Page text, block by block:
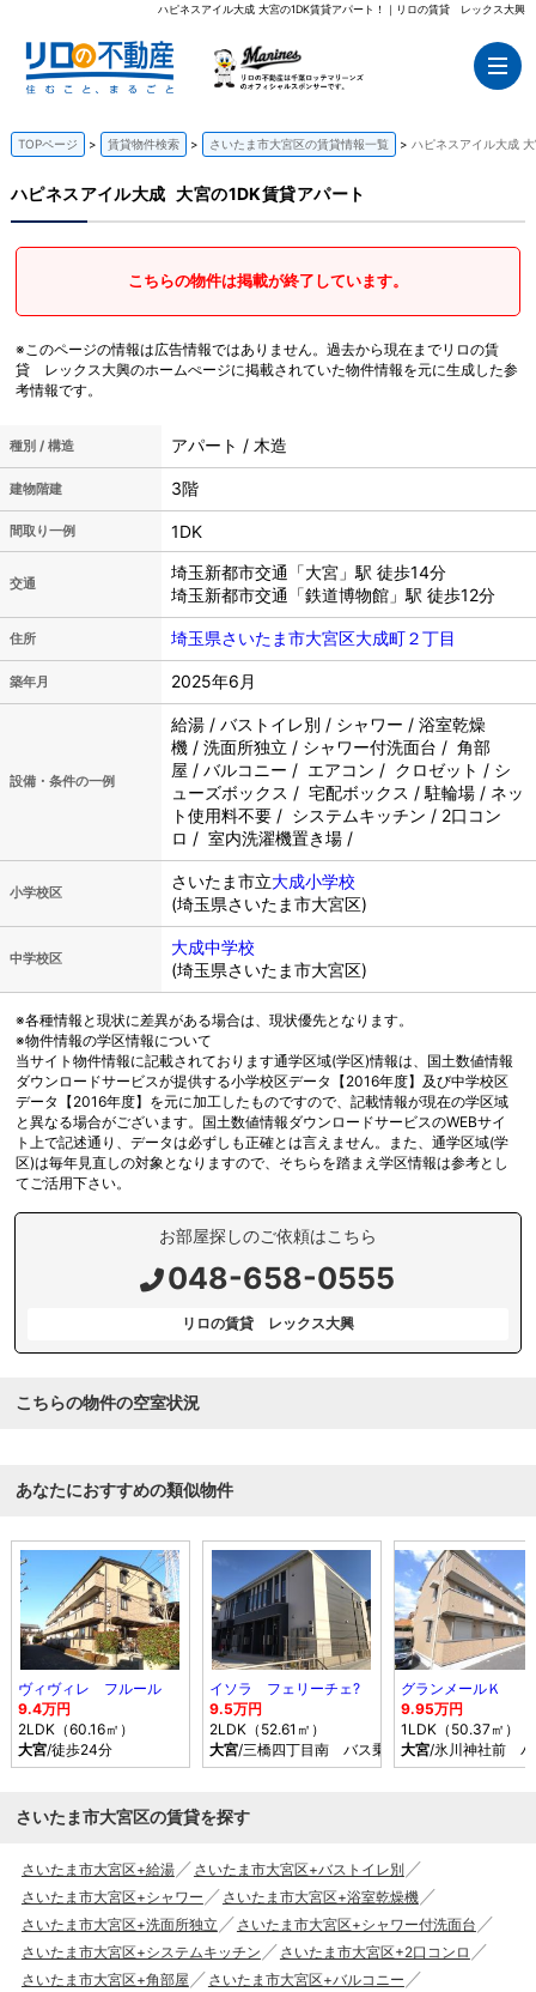
ハピネスアイル大成 大宮の1DK賃貸アパート！｜リロの賃貸 レックス大興
TOPページ 賃貸物件検索 さいたま市大宮区の賃貸情報一覧 ハピネスアイル大成
ハピネスアイル大成 大宮の1DK賃貸アパート
こちらの物件は掲載が終了しています。
※このページの情報は広告情報ではありません。過去から現在までリロの賃
貸 レックス大興のホームぺージに掲載されていた物件情報を元に生成した参
考情報です。
種別 / 構造 アパート / 木造
建物階建 3階
間取り一例 1DK
交通
埼玉新都市交通「大宮」駅 徒歩14分
埼玉新都市交通「鉄道博物館」駅 徒歩12分
住所 埼玉県さいたま市大宮区大成町２丁目
築年月 2025年6月
設備・条件の一例
給湯 / バストイレ別 / シャワー / 浴室乾燥
機 / 洗面所独立 / シャワー付洗面台 / 角部
屋 / バルコニー / エアコン / クロゼット / シ
ューズボックス / 宅配ボックス / 駐輪場 / ネッ
ト使用料不要 / システムキッチン / 2口コン
ロ / 室内洗濯機置き場 /
小学校区
さいたま市立大成小学校
(埼玉県さいたま市大宮区)
中学校区
大成中学校
(埼玉県さいたま市大宮区)
※各種情報と現状に差異がある場合は、現状優先となります。
※物件情報の学区情報について
当サイト物件情報に記載されております通学区域(学区)情報は、国土数値情報
ダウンロードサービスが提供する小学校区データ【2016年度】及び中学校区
データ【2016年度】を元に加工したものですので、記載情報が現在の学区域
と異なる場合がございます。国土数値情報ダウンロードサービスのWEBサイ
ト上で記述通り、データは必ずしも正確とは言えません。また、通学区域(学
区)は毎年見直しの対象となりますので、そちらを踏まえ学区情報は参考とし
てご活用下さい。
お部屋探しのご依頼はこちら
048-658-0555
リロの賃貸 レックス大興
こちらの物件の空室状況
あなたにおすすめの類似物件
ヴィヴィレ フルール
9.4万円
2LDK（60.16㎡）
大宮/徒歩24分
イソラ フェリーチェ?
9.5万円
2LDK（52.61㎡）
大宮/三橋四丁目南 バス乗車時間17分 停歩1分
グランメールＫ
9.95万円
1LDK（50.37㎡）
大宮/氷川神社前
さいたま市大宮区の賃貸を探す
さいたま市大宮区+給湯
さいたま市大宮区+バストイレ別
さいたま市大宮区+シャワー
さいたま市大宮区+浴室乾燥機
さいたま市大宮区+洗面所独立
さいたま市大宮区+シャワー付洗面台
さいたま市大宮区+システムキッチン
さいたま市大宮区+2口コンロ
さいたま市大宮区+角部屋
さいたま市大宮区+バルコニー